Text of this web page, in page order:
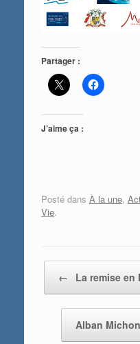
Partager :
J’aime ça :
Posté dans À la une,
Vie.
← La remise en
Alban